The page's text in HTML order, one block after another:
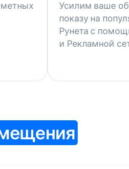
Усилим ваше
показу на
Рунета с
и Рекламной